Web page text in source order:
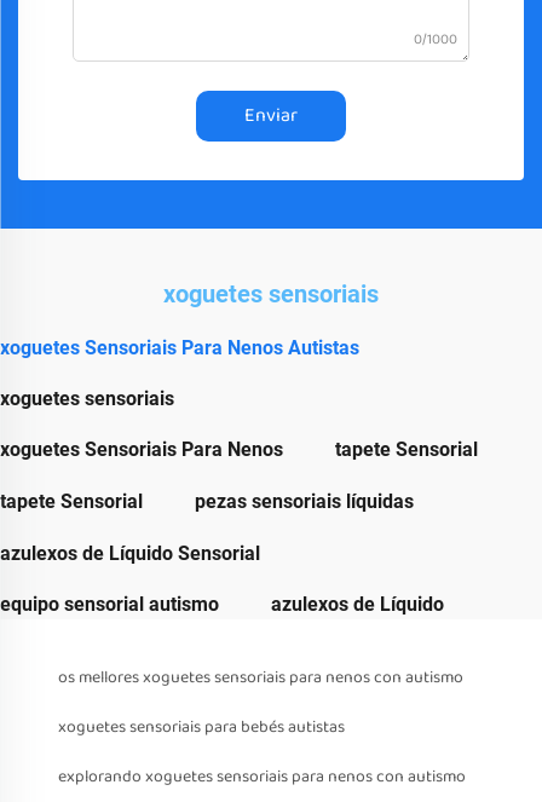
0/1000
Enviar
xoguetes sensoriais
xoguetes Sensoriais Para Nenos Autistas
xoguetes sensoriais
xoguetes Sensoriais Para Nenos tapete Sensorial
tapete Sensorial pezas sensoriais líquidas
azulexos de Líquido Sensorial
equipo sensorial autismo azulexos de Líquido
os mellores xoguetes sensoriais para nenos con autismo
xoguetes sensoriais para bebés autistas
explorando xoguetes sensoriais para nenos con autismo